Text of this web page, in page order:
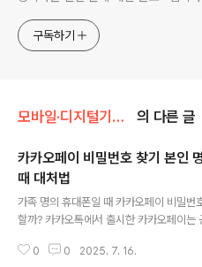
구독하기
모바일·디지털기기/카카오톡·앱 설정 의 다른 글
카카오페이 비밀번호 찾기 본인
때 대처법
가족 명의 휴대폰일 때 카카오페이 비밀번
할까? 카카오톡에서 출시한 카카오페이는
수 있게 되었는데 카카오톡을 자주 하는 분
0 0 2025. 7. 16.